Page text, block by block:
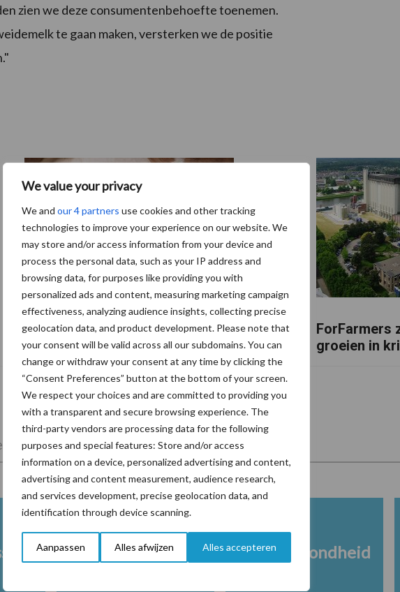
We value your privacy
We and our 4 partners use cookies and other tracking
technologies to improve your experience on our website. We
may store and/or access information from your device and
process the personal data, such as your IP address and
browsing data, for purposes like providing you with
personalized ads and content, measuring marketing campaign
effectiveness, analyzing audience insights, collecting precise
geolocation data, and product development. Please note that
your consent will be valid across all our subdomains. You can
change or withdraw your consent at any time by clicking the
“Consent Preferences” button at the bottom of your screen.
We respect your choices and are committed to providing you
with a transparent and secure browsing experience. The
third-party vendors are processing data for the following
purposes and special features: Store and/or access
information on a device, personalized advertising and content,
advertising and content measurement, audience research,
and services development, precise geolocation data, and
identification through device scanning.
Aanpassen Alles afwijzen Alles accepteren
zien we deze consumentenbehoefte toenemen.
te gaan maken, versterken we de positie
De speenhuid: een vaak onderschatte
risicofactor voor mastitis
ForFarmers
groeien in
Veevoer Wet en regelgeving
Ketose Klauwgezondheid